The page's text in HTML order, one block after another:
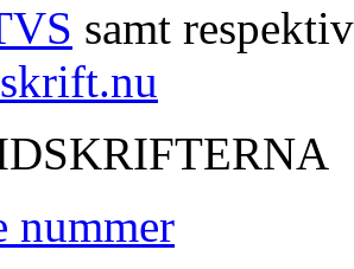
samt
nummer